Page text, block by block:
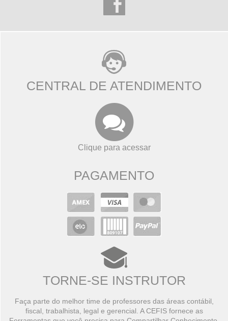
CENTRAL DE ATENDIMENTO
Clique para acessar
PAGAMENTO
TORNE-SE INSTRUTOR
Faça parte do melhor time de professores das áreas contábil,
fiscal, trabalhista, legal e gerencial. A CEFIS fornece as